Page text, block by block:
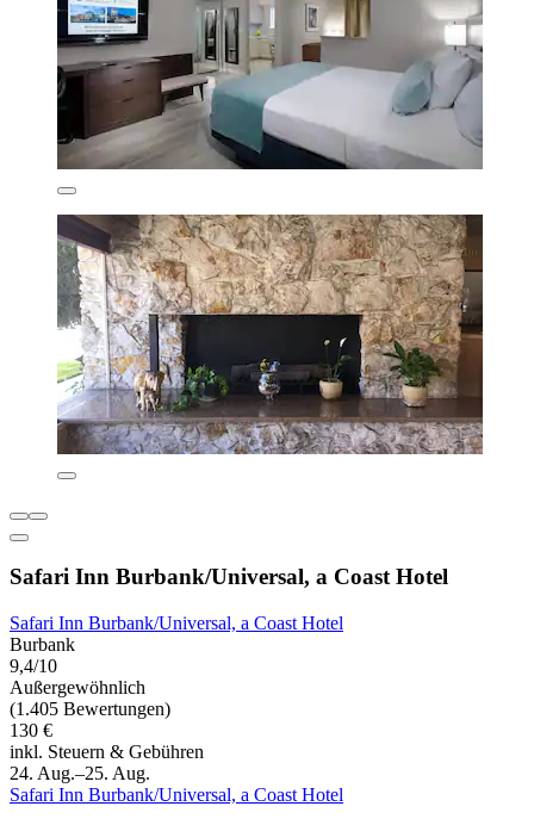
Safari Inn Burbank/Universal, a Coast Hotel
Safari Inn Burbank/Universal, a Coast Hotel
Burbank
9,4/10
Außergewöhnlich
(1.405 Bewertungen)
130 €
inkl. Steuern & Gebühren
24. Aug.–25. Aug.
Safari Inn Burbank/Universal, a Coast Hotel